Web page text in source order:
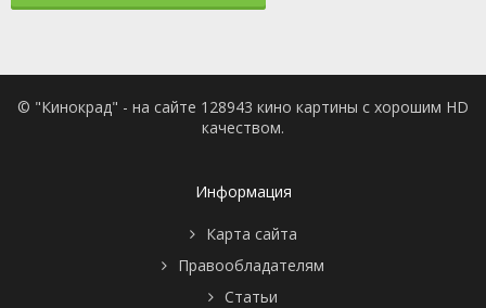
© "Кинокрад" - на сайте 128943 кино картины с хорошим HD
качеством.
Информация
Карта сайта
Правообладателям
Статьи